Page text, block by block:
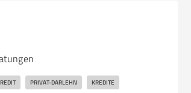
PRIVAT-DARLEHN KREDITE